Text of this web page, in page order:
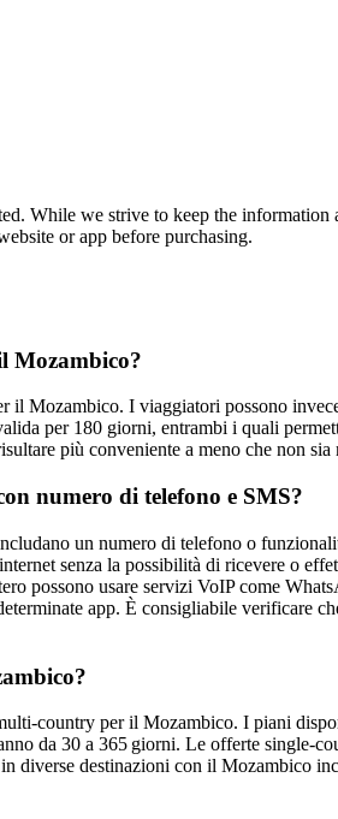
While we strive to keep the information
or app before purchasing.
Mozambico?
Mozambico. I viaggiatori possono
per 180 giorni, entrambi i quali
più conveniente a meno che non
numero di telefono e SMS?
un numero di telefono o
senza la possibilità di ricevere o
possono usare servizi VoIP come
app. È consigliabile verificare
per il Mozambico. I piani
da 30 a 365 giorni. Le offerte
diverse destinazioni con il Mozambico